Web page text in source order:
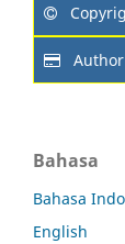
Author
Bahasa
Bahasa
English